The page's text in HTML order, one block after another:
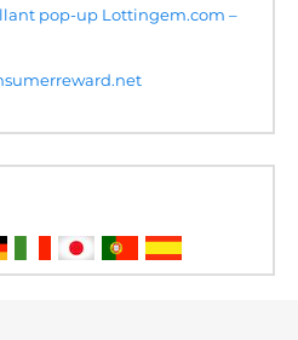
pop-up Lottingem.com –